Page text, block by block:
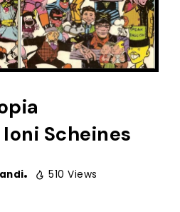
Scheines
510 Views